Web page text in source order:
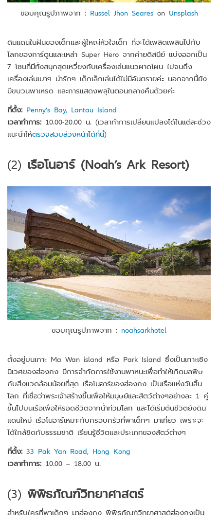
ขอบคุณรูปภาพจาก : Russel Jhon Seareson Unsplash
ดินแดนในฝันของเด็กและผู้ใหญ่หัวใจเด็ก ที่จะได้เพลิดเพลินไปกับ
โลกของการ์ตูนและเหล่า Super Hero จากค่ายดิสนีย์ แบ่งออกเป็น
7 โซนที่มีทั้งสนุกสุดเหวี่ยงกับเครื่องเล่นแนวผาดโผน ไปจนถึง
เครื่องเล่นเบาๆ น่ารักๆ เด็กเล็กเล่นได้ไม่มีอันตรายค่ะ นอกจากนี้ยัง
มีขบวนพาเหรด และการแสดงพลุในตอนกลางคืนด้วยค่ะ
ที่ตั้ง: Penny’s Bay, Lantau Island
เวลาทำการ: 10.00-20.00 น. (เวลาทำการเปลี่ยนแปลงได้ในแต่ละช่วง
แนะนำให้ตรวจสอบล่วงหน้าได้ที่นี่)
(2) เรือโนอาร์ (Noah’s Ark Resort)
ขอบคุณรูปภาพจาก : noahsarkhotel
ตั้งอยู่บนเกาะ Ma Wan island หรือ Park Island ซึ่งเป็นเกาะเชิง
นิเวศของฮ่องกง มีการจำกัดการใช้งานพาหนะเพื่อทำให้เกิดมลพิษ
กับสิ่งแวดล้อมน้อยที่สุด เรือโนอาร์ของฮ่องกง เป็นเรือแห่งวันสิ้น
โลก ที่เชื่อว่าพระเจ้าสร้างขึ้นเพื่อให้มนุษย์และสัตว์ต่างๆอย่างละ 1 คู่
ขึ้นไปบนเรือเพื่อให้รอดชีวิตจากน้ำท่วมโลก และได้เริ่มต้นชีวิตยังดิน
แดนใหม่ เรือโนอาร์เหมาะกับครอบครัวที่พาเด็กๆ มาเที่ยว เพราะจะ
ได้ใกล้ชิดกับธรรมชาติ เรียนรู้ชีวิตและประเภทของสัตว์ต่างๆ
ที่ตั้ง: 33 Pak Yan Road, Hong Kong
เวลาทำการ: 10.00 – 18.00 น.
(3) พิพิธภัณฑ์วิทยาศาสตร์
สำหรับใครที่พาเด็กๆ มาฮ่องกง พิพิธภัณฑ์วิทยาศาสต์ฮ่องกงเป็น